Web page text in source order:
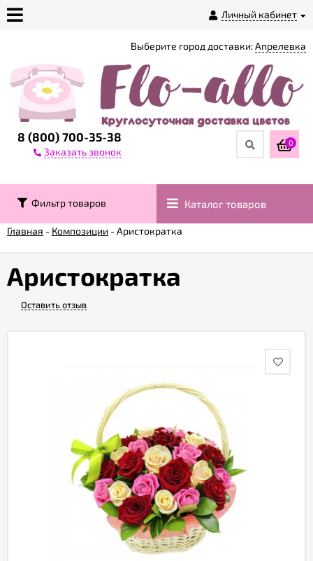
Личный кабинет
магазине
Доставка
Контакты
Гарантии
8 (800) 700-35-38
Заказать звонок
Выберите город доставки:Апрелевка
0
Фильтр товаров Каталог товаров
Главная - Композиции -Аристократка
Аристократка
Оставить отзыв